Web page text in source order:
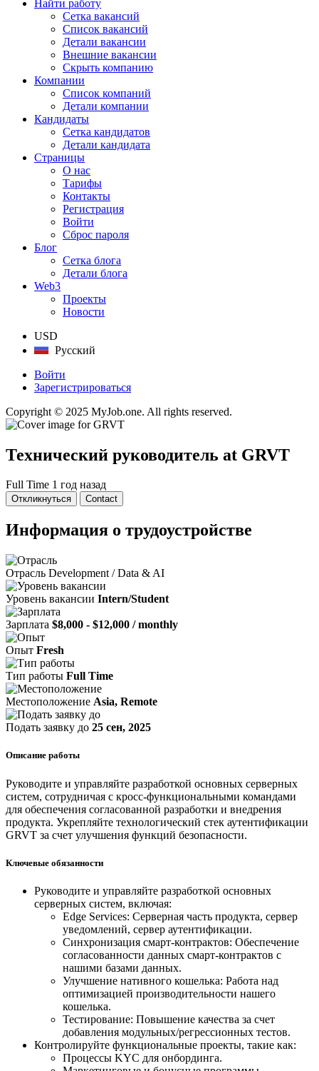
Найти работу
Сетка вакансий
Список вакансий
Детали вакансии
Внешние вакансии
Скрыть компанию
Компании
Список компаний
Детали компании
Кандидаты
Сетка кандидатов
Детали кандидата
Страницы
О нас
Тарифы
Контакты
Регистрация
Войти
Сброс пароля
Блог
Сетка блога
Детали блога
Web3
Проекты
Новости
USD
Русский
Войти
Зарегистрироваться
Copyright © 2025 MyJob.one. All rights reserved.
Технический руководитель at GRVT
Full Time 1 год назад
Откликнуться Contact
Информация о трудоустройстве
Отрасль Development / Data & AI
Уровень вакансии Intern/Student
Зарплата $8,000 - $12,000 / monthly
Опыт Fresh
Тип работы Full Time
Местоположение Asia, Remote
Подать заявку до 25 сен, 2025
Описание работы
Руководите и управляйте разработкой основных серверных
систем, сотрудничая с кросс-функциональными командами
для обеспечения согласованной разработки и внедрения
продукта. Укрепляйте технологический стек аутентификации
GRVT за счет улучшения функций безопасности.
Ключевые обязанности
Руководите и управляйте разработкой основных
серверных систем, включая:
Edge Services: Серверная часть продукта, сервер
уведомлений, сервер аутентификации.
Синхронизация смарт-контрактов: Обеспечение
согласованности данных смарт-контрактов с
нашими базами данных.
Улучшение нативного кошелька: Работа над
оптимизацией производительности нашего
кошелька.
Тестирование: Повышение качества за счет
добавления модульных/регрессионных тестов.
Контролируйте функциональные проекты, такие как:
Процессы KYC для онбординга.